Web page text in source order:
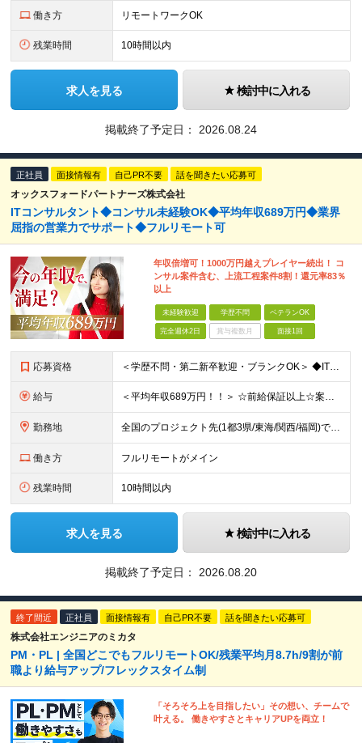
働き方 リモートワークOK
残業時間 10時間以内
求人を見る 検討中に入れる
掲載終了予定日： 2026.08.24
正社員 面接情報有 自己PR不要 話を聞きたい応募可
オックスフォードパートナーズ株式会社
ITコンサルタント◆コンサル未経験OK◆平均年収689万円◆業界
屈指の営業力でサポート◆フルリモート可
年収倍増可！1000万円越えプレイヤー続出！ コ
ンサル案件含む、上流工程案件8割！還元率83％
以上
未経験歓迎 学歴不問 ベテランOK
完全週休2日 賞与複数月 面接1回
応募資格 ＜学歴不問・第二新卒歓迎・ブランクOK＞ ◆IT業界での実務経験（2年以上） ※アプリ・インフラ等の領域は不問 【歓迎条件】 ◎コンサルティングファームでの実務経験 ◎SIにおける上流工程
給与 ＜平均年収689万円！！＞ ☆前給保証以上☆案件待機期間も給与保証あり☆ 月給40万円～150万円（固定残業代含む） ※経験や能力を考慮し決定します ※試用期間6ヶ月あり。条件や待遇に差異はありません
勤務地 全国のプロジェクト先(1都3県/東海/関西/福岡)での勤務となります。 ★全国から参画可能な案件あり！ ★リモートワーク・リモート併用・常駐案件すべてあり！ ★転居を伴う転勤はナシ ┗1人1人の働き
働き方 フルリモートがメイン
残業時間 10時間以内
求人を見る 検討中に入れる
掲載終了予定日： 2026.08.20
終了間近 正社員 面接情報有 自己PR不要 話を聞きたい応募可
株式会社エンジニアのミカタ
PM・PL | 全国どこでもフルリモートOK/残業平均月8.7h/9割が前
職より給与アップ/フレックスタイム制
「そろそろ上を目指したい」その想い、チームで
叶える。 働きやすさとキャリアUPを両立！